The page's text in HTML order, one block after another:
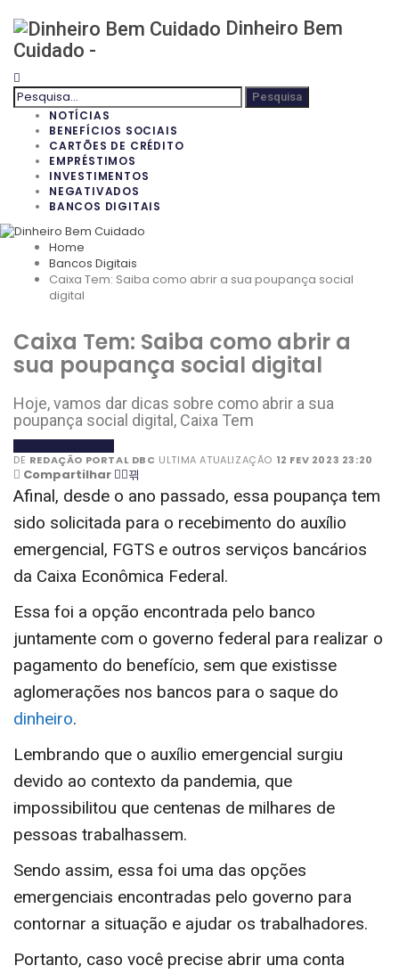
Dinheiro Bem
Cuidado -
NOTÍCIAS
BENEFÍCIOS SOCIAIS
CARTÕES DE CRÉDITO
EMPRÉSTIMOS
INVESTIMENTOS
NEGATIVADOS
BANCOS DIGITAIS
Home
Bancos Digitais
Caixa Tem: Saiba como abrir a sua poupança social
digital
Caixa Tem: Saiba como abrir a
sua poupança social digital
Hoje, vamos dar dicas sobre como abrir a sua
poupança social digital, Caixa Tem
DE REDAÇÃO PORTAL DBC ULTIMA ATUALIZAÇÃO 12 FEV 2023 23:20
Compartilhar
Afinal, desde o ano passado, essa poupança tem
sido solicitada para o recebimento do auxílio
emergencial, FGTS e outros serviços bancários
da Caixa Econômica Federal.
Essa foi a opção encontrada pelo banco
juntamente com o governo federal para realizar o
pagamento do benefício, sem que existisse
aglomerações nos bancos para o saque do
dinheiro.
Lembrando que o auxílio emergencial surgiu
devido ao contexto da pandemia, que
impossibilitou que centenas de milhares de
pessoas trabalhassem.
Sendo assim, essa foi uma das opções
emergenciais encontradas pelo governo para
contornar a situação e ajudar os trabalhadores.
Portanto, caso você precise abrir uma conta